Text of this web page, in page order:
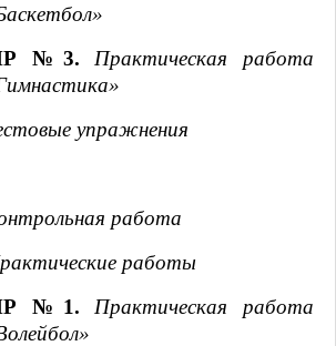
№3. Практическая работа
упражнения
работа
работы
№1. Практическая работа